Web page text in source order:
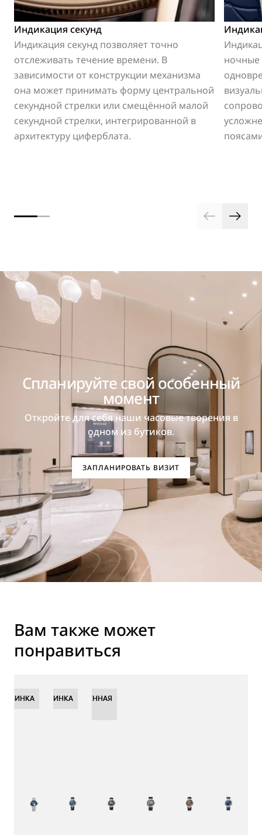
Индикация секунд
Индикация секунд позволяет точно
отслеживать течение времени. В
зависимости от конструкции механизма
она может принимать форму центральной
секундной стрелки или смещённой малой
секундной стрелки, интегрированной в
архитектуру циферблата.
ночные
Спланируйте свой особенный
момент
Откройте для себя наши часовые творения в
одном из бутиков.
ЗАПЛАНИРОВАТЬ ВИЗИТ
Вам также может
понравиться
НОВИНКА
НОВИНКА
ОГРАНИЧЕННАЯ